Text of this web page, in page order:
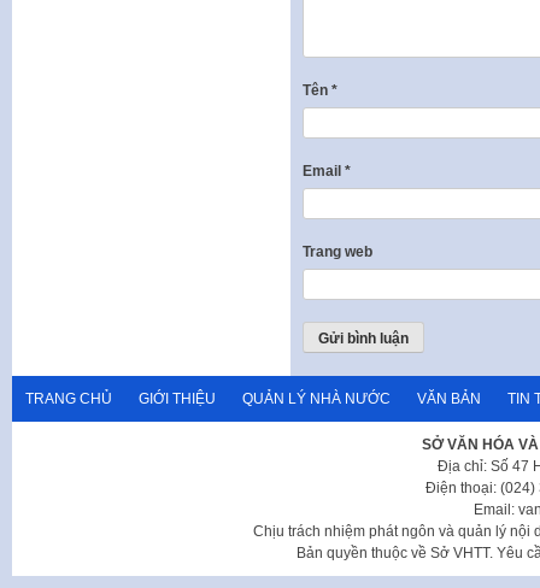
Tên *
Email *
Trang web
TRANG CHỦ GIỚI THIỆU QUẢN LÝ NHÀ NƯỚC VĂN BẢN TIN
SỞ VĂN HÓA
Địa chỉ: Số 47
Điện thoại: (024)
Email:
Chịu trách nhiệm phát ngôn và quản lý nội
Bản quyền thuộc về Sở VHTT. Yêu